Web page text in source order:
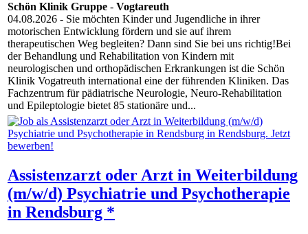
Schön Klinik Gruppe - Vogtareuth
04.08.2026 - Sie möchten Kinder und Jugendliche in ihrer
motorischen Entwicklung fördern und sie auf ihrem
therapeutischen Weg begleiten? Dann sind Sie bei uns richtig!Bei
der Behandlung und Rehabilitation von Kindern mit
neurologischen und orthopädischen Erkrankungen ist die Schön
Klinik Vogatreuth international eine der führenden Kliniken. Das
Fachzentrum für pädiatrische Neurologie, Neuro-Rehabilitation
und Epileptologie bietet 85 stationäre und...
Assistenzarzt oder Arzt in Weiterbildung
(m/w/d) Psychiatrie und Psychotherapie
in Rendsburg *